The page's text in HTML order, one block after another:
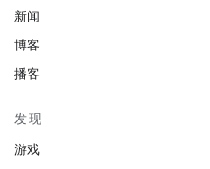
新闻
博客
播客
发现
游戏